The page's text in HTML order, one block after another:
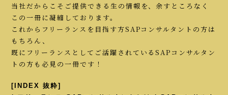
当社だからこそご提供できる生の情報を、余すところなく
この一冊に凝縮しております。
これからフリーランスを目指す方SAPコンサルタントの方は
もちろん、
既にフリーランスとしてご活躍されているSAPコンサルタン
トの方も必見の一冊です！
[INDEX 抜粋]